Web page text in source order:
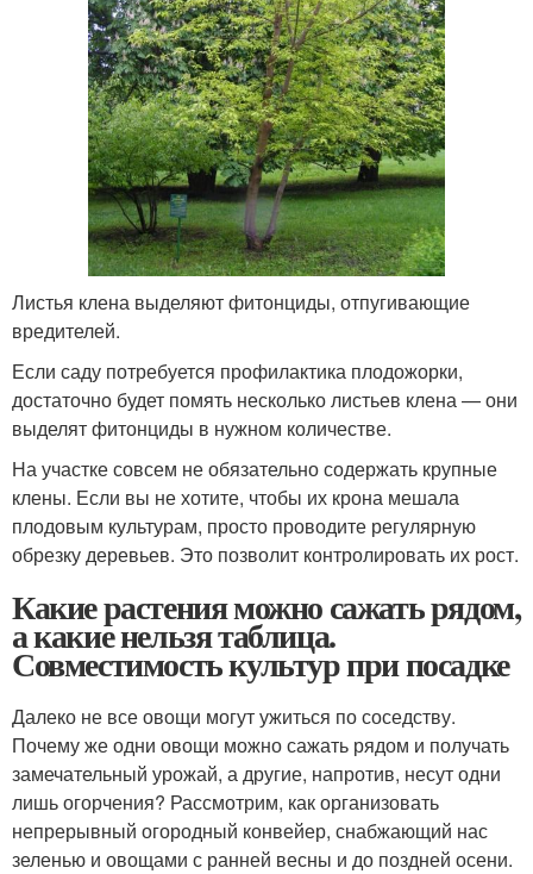
Листья клена выделяют фитонциды, отпугивающие
вредителей.
Если саду потребуется профилактика плодожорки,
достаточно будет помять несколько листьев клена — они
выделят фитонциды в нужном количестве.
На участке совсем не обязательно содержать крупные
клены. Если вы не хотите, чтобы их крона мешала
плодовым культурам, просто проводите регулярную
обрезку деревьев. Это позволит контролировать их рост.
Какие растения можно сажать рядом,
а какие нельзя таблица.
Совместимость культур при посадке
Далеко не все овощи могут ужиться по соседству.
Почему же одни овощи можно сажать рядом и получать
замечательный урожай, а другие, напротив, несут одни
лишь огорчения? Рассмотрим, как организовать
непрерывный огородный конвейер, снабжающий нас
зеленью и овощами с ранней весны и до поздней осени.